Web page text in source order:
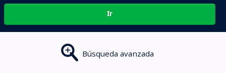
Ir
Búsqueda avanzada